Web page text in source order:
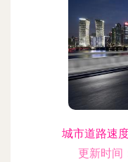
城市道路速
更新时间